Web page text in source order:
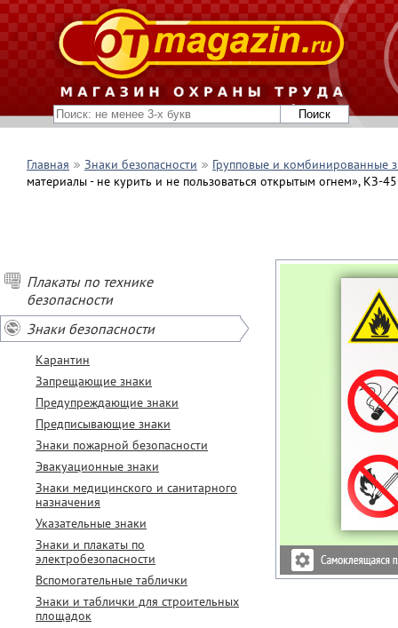
Главная Знаки безопасности
Групповые и комбинированные
материалы - не курить и не пользоваться открытым огнем», КЗ-45
Плакаты по технике
безопасности
Знаки безопасности
Карантин
Запрещающие знаки
Предупреждающие знаки
Предписывающие знаки
Знаки пожарной безопасности
Эвакуационные знаки
Знаки медицинского и санитарного
назначения
Указательные знаки
Знаки и плакаты по
электробезопасности
Вспомогательные таблички
Знаки и таблички для строительных
площадок